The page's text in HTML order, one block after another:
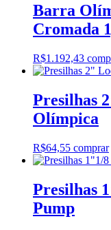
Barra
Cromada
R$1.192,43
Presilhas
Olímpica
R$64,55 comprar
Presilhas
Pump